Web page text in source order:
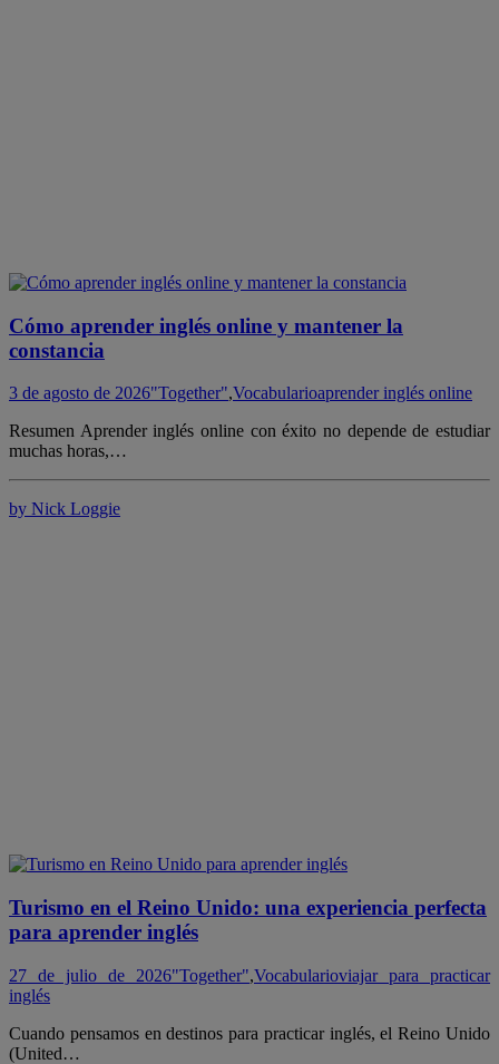
Cómo aprender inglés online y mantener la
constancia
3 de agosto de 2026"Together",Vocabularioaprender inglés online
Resumen Aprender inglés online con éxito no depende de estudiar
muchas horas,…
by Nick Loggie
Turismo en el Reino Unido: una experiencia perfecta
para aprender inglés
27 de julio de 2026"Together",Vocabularioviajar para practicar
inglés
Cuando pensamos en destinos para practicar inglés, el Reino Unido
(United…